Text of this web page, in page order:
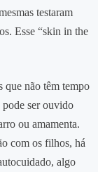
testaram
Esse “skin in the
que não têm tempo
pode ser ouvido
ou amamenta.
com os filhos, há
algo